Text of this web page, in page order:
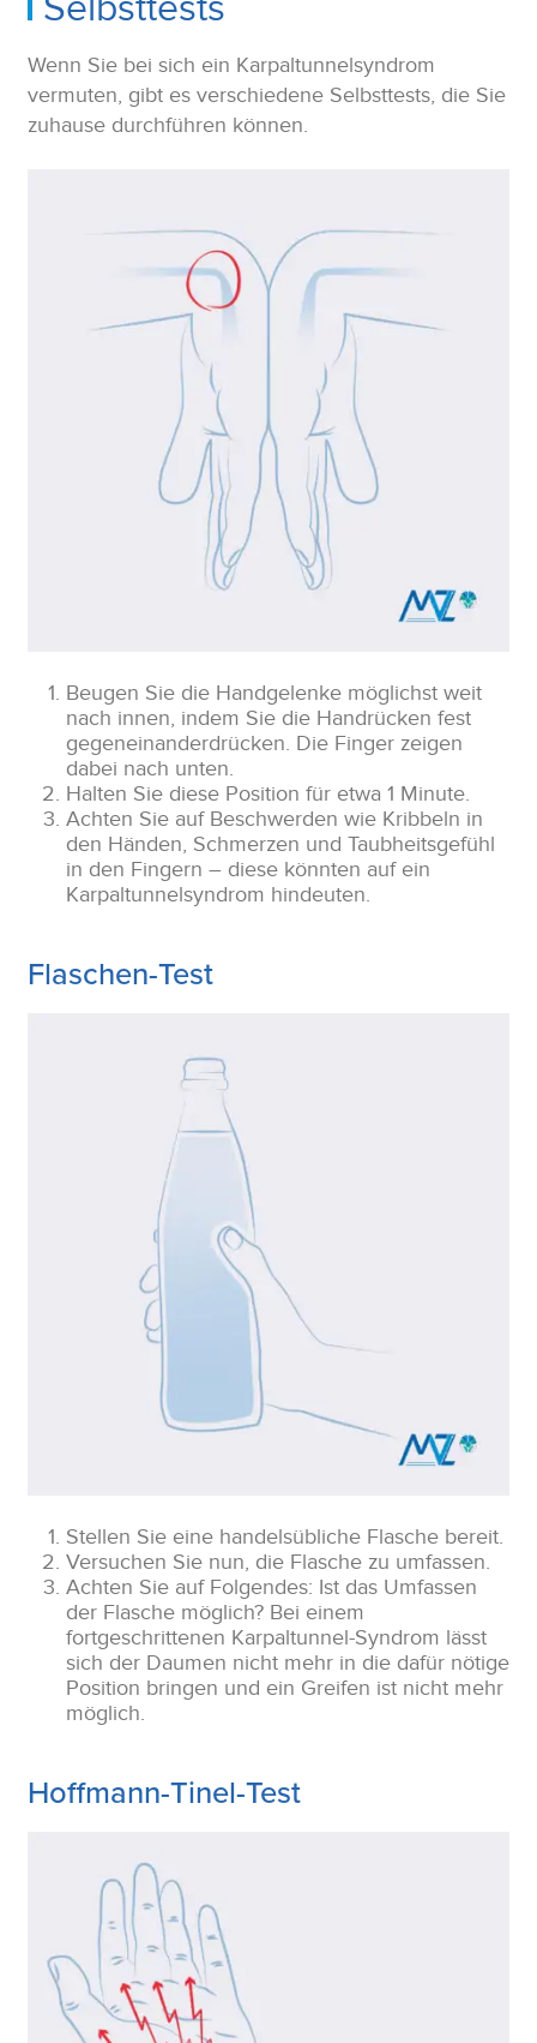
Wenn Sie bei sich ein Karpaltunnelsyndrom
vermuten, gibt es verschiedene Selbsttests, die Sie
zuhause durchführen können.
Beugen Sie die Handgelenke möglichst weit
nach innen, indem Sie die Handrücken fest
gegeneinanderdrücken. Die Finger zeigen
dabei nach unten.
Halten Sie diese Position für etwa 1 Minute.
Achten Sie auf Beschwerden wie Kribbeln in
den Händen, Schmerzen und Taubheitsgefühl
in den Fingern – diese könnten auf ein
Karpaltunnelsyndrom hindeuten.
Flaschen-Test
Stellen Sie eine handelsübliche Flasche bereit.
Versuchen Sie nun, die Flasche zu umfassen.
Achten Sie auf Folgendes: Ist das Umfassen
der Flasche möglich? Bei einem
fortgeschrittenen Karpaltunnel-Syndrom lässt
sich der Daumen nicht mehr in die dafür nötige
Position bringen und ein Greifen ist nicht mehr
möglich.
Hoffmann-Tinel-Test